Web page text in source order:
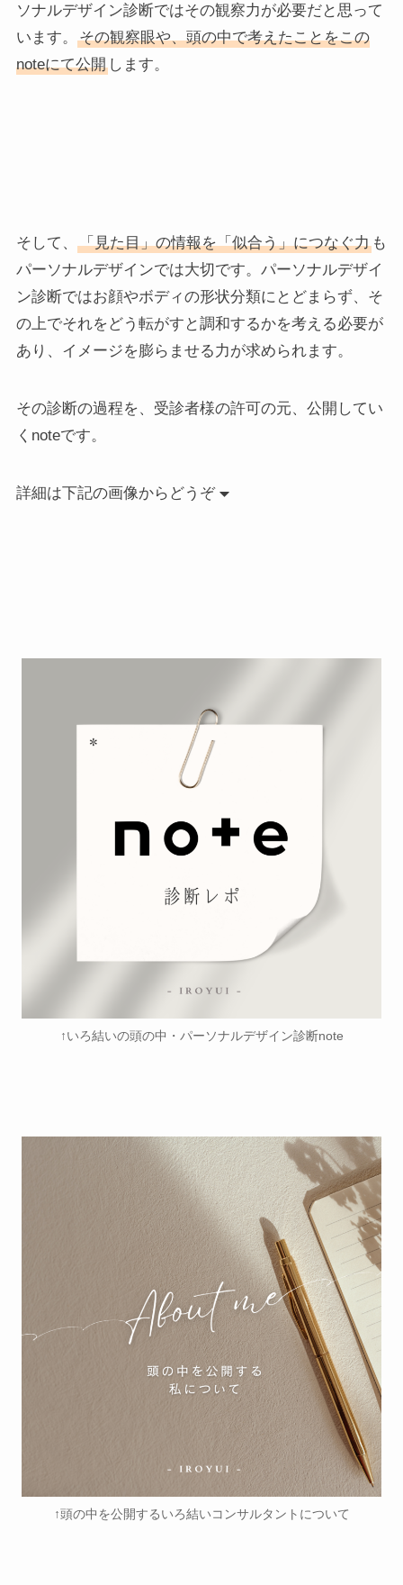
ソナルデザイン診断ではその観察力が必要だと思って
います。
その観察眼や、頭の中で考えたことをこの
noteにて公開します。
そして、 「見た目」の情報を「似合う」につなぐ力も
パーソナルデザインでは大切です。パーソナルデザイ
ン診断ではお顔やボディの形状分類にとどまらず、そ
の上でそれをどう転がすと調和するかを考える必要が
あり、イメージを膨らませる力が求められます。
その診断の過程を、受診者様の許可の元、公開してい
くnoteです。
詳細は下記の画像からどうぞ
↑いろ結いの頭の中・パーソナルデザイン診断note
↑頭の中を公開するいろ結いコンサルタントについて